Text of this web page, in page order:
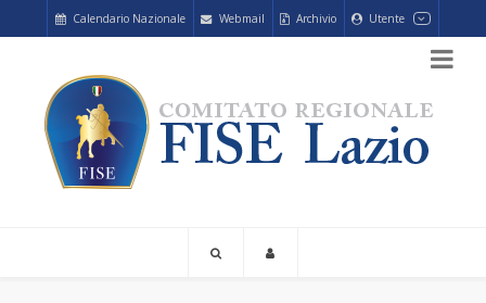
Calendario Nazionale Webmail Archivio Utente